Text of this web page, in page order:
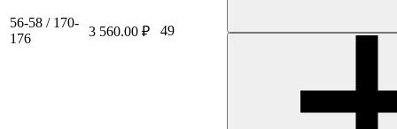
56-58 / 170-
176
3 560.00 ₽ 49